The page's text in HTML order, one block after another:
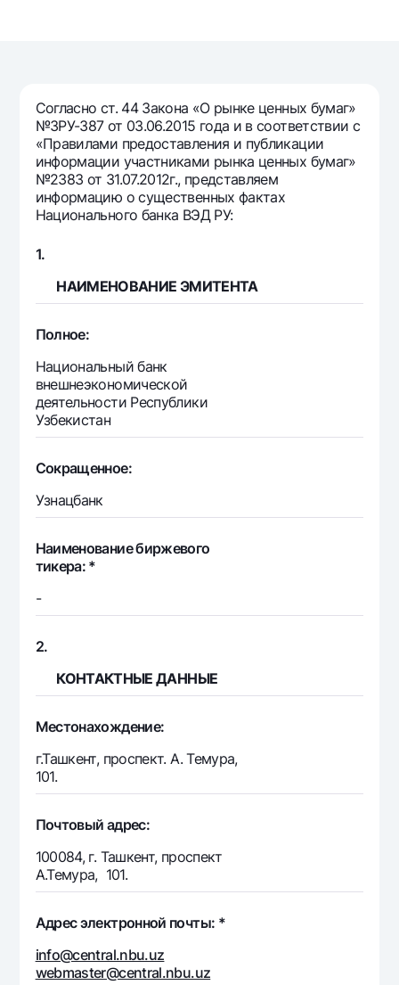
Серебряный депозит
Mastercard
Зарплатные
Garmin pay
Акции
Мобильное приложение Milliy
Часто задаваемые вопросы
Ищите по сайту
Найти
Полезные ссылки
Часто задаваемые вопросы
Пресс-центр
Офисы и банкоматы
Согласие на обработку персональных данных
Следите за нами в соцсетях
+998 78 148-00-101344
Согласно ст. 44 Закона «О рынке ценных бумаг»
№ЗРУ-387 от 03.06.2015 года и в соответствии с
«Правилами предоставления и публикации
информации участниками рынка ценных бумаг»
№2383 от 31.07.2012г., представляем
информацию о существенных фактах
Национального банка ВЭД РУ:
1.
НАИМЕНОВАНИЕ ЭМИТЕНТА
Полное:
Национальный банк
внешнеэкономической
деятельности Республики
Узбекистан
Сокращенное:
Узнацбанк
Наименование биржевого
тикера: *
-
2.
КОНТАКТНЫЕ ДАННЫЕ
Местонахождение:
г.Ташкент, проспект. А. Темура,
101.
Почтовый адрес:
100084, г. Ташкент, проспект
А.Темура, 101.
Адрес электронной почты: *
info@central.nbu.uz
webmaster@central.nbu.uz